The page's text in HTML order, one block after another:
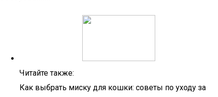
Читайте также:
Как выбрать миску для кошки: советы по уходу за